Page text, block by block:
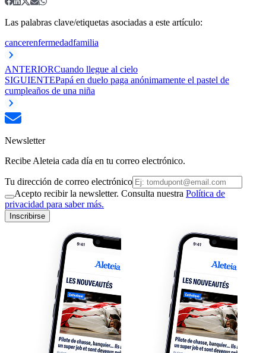
Las palabras clave/etiquetas asociadas a este artículo:
cancerenfermedadfamilia
ANTERIORCuando llegue al cielo
SIGUIENTEPapá en duelo paga anónimamente el pastel de
cumpleaños de una niña
Newsletter
Recibe Aleteia cada día en tu correo electrónico.
Tu dirección de correo electrónico
Acepto recibir la newsletter. Consulta nuestra Política de
privacidad para saber más.
Inscribirse